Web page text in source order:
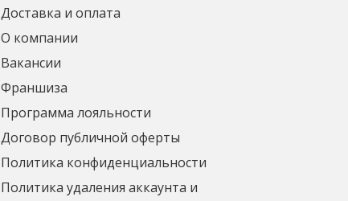
Доставка и оплата
О компании
Вакансии
Франшиза
Программа лояльности
Договор публичной оферты
Политика конфиденциальности
Политика удаления аккаунта и